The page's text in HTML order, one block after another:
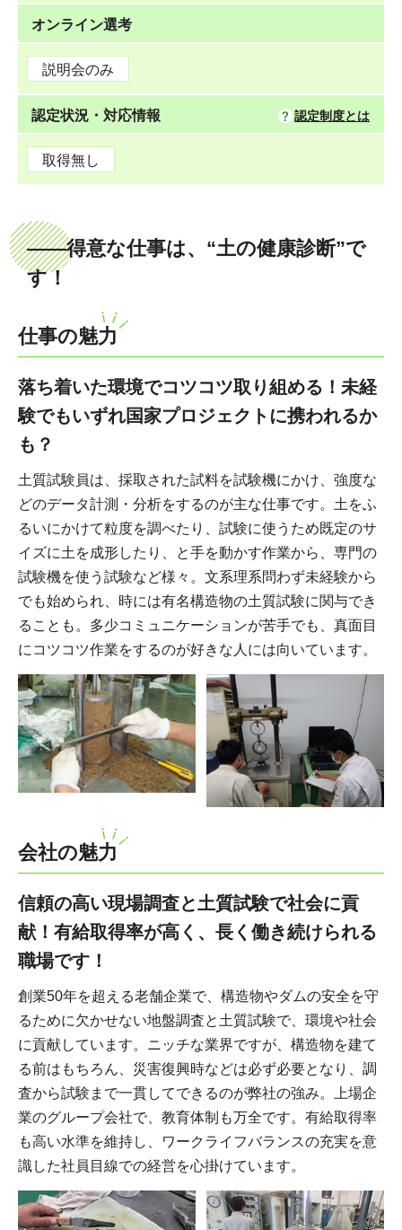
オンライン選考
説明会のみ
認定状況・対応情報 認定制度とは
取得無し
――得意な仕事は、“土の健康診断”で
す！
仕事の魅力
落ち着いた環境でコツコツ取り組める！未経
験でもいずれ国家プロジェクトに携われるか
も？
土質試験員は、採取された試料を試験機にかけ、強度な
どのデータ計測・分析をするのが主な仕事です。土をふ
るいにかけて粒度を調べたり、試験に使うため既定のサ
イズに土を成形したり、と手を動かす作業から、専門の
試験機を使う試験など様々。文系理系問わず未経験から
でも始められ、時には有名構造物の土質試験に関与でき
ることも。多少コミュニケーションが苦手でも、真面目
にコツコツ作業をするのが好きな人には向いています。
会社の魅力
信頼の高い現場調査と土質試験で社会に貢
献！有給取得率が高く、長く働き続けられる
職場です！
創業50年を超える老舗企業で、構造物やダムの安全を守
るために欠かせない地盤調査と土質試験で、環境や社会
に貢献しています。ニッチな業界ですが、構造物を建て
る前はもちろん、災害復興時などは必ず必要となり、調
査から試験まで一貫してできるのが弊社の強み。上場企
業のグループ会社で、教育体制も万全です。有給取得率
も高い水準を維持し、ワークライフバランスの充実を意
識した社員目線での経営を心掛けています。